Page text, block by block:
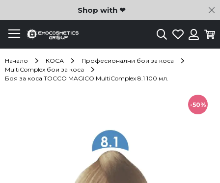
Shop with ❤
ТърсенеЛюбими
Начало КОСА
Професионални бои за коса
MultiComplex бои за коса
Боя за коса TOCCO MAGICO MultiComplex 8.1 100 мл.
-50%